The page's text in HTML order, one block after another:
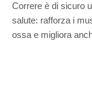
Correre è di sicuro
salute: rafforza i
ossa e migliora